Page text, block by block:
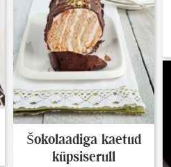
Šokolaadiga kaetud
küpsiserull